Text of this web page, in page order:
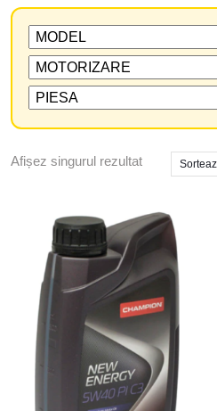
Afișez singurul rezultat